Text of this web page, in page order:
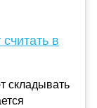
в
складывать